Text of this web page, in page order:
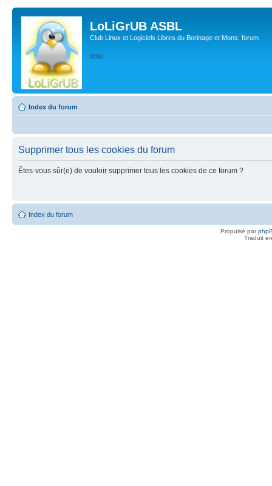
LoLiGrUB ASBL
Club Linux et Logiciels Libres du Borinage et Mons: forum
WIKI
Index du forum
Supprimer tous les cookies du forum
Êtes-vous sûr(e) de vouloir supprimer tous les cookies de ce forum ?
Index du forum
Propulsé par
Traduit